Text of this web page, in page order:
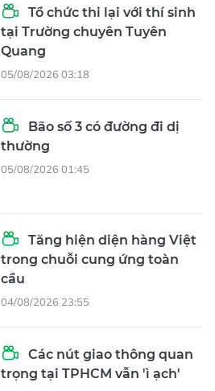
Tổ chức thi lại với thí sinh
tại Trường chuyên Tuyên
Quang
05/08/2026 03:18
Bão số 3 có đường đi dị
thường
05/08/2026 01:45
Tăng hiện diện hàng Việt
trong chuỗi cung ứng toàn
cầu
04/08/2026 23:55
Các nút giao thông quan
trọng tại TPHCM vẫn 'ì ạch'